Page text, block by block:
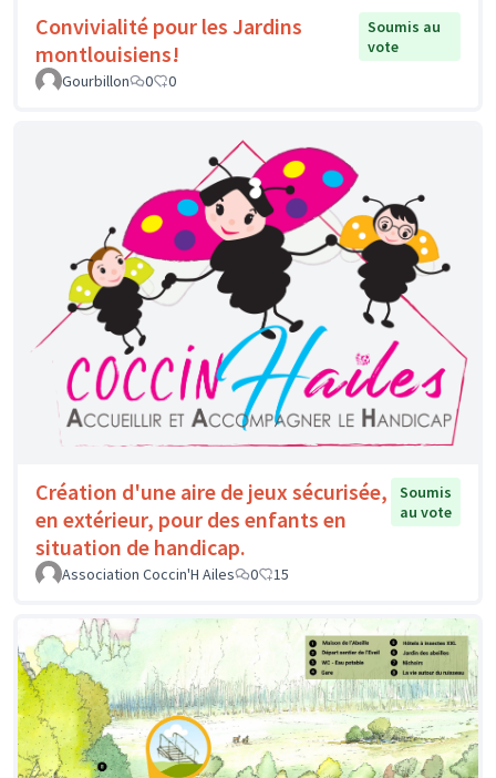
Convivialité pour les Jardins
montlouisiens!
Soumis au
vote
Gourbillon
0 0
Création d'une aire de jeux sécurisée,
en extérieur, pour des enfants en
situation de handicap.
Soumis
au vote
Association Coccin'H Ailes 0 15